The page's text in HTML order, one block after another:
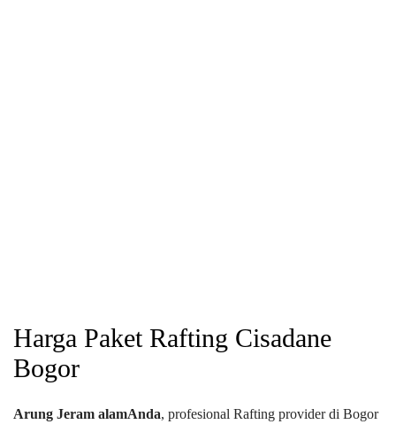
Harga Paket Rafting Cisadane
Bogor
Arung Jeram alamAnda, profesional Rafting provider di Bogor